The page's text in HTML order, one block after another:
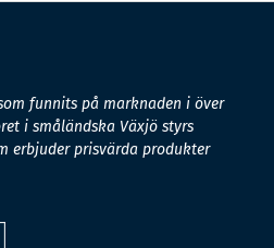
funnits på marknaden i över
i småländska Växjö styrs
erbjuder prisvärda produkter